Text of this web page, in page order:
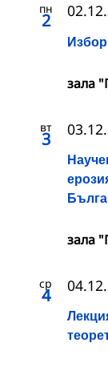
пн
2
зала
вт
3
зала
ср
4